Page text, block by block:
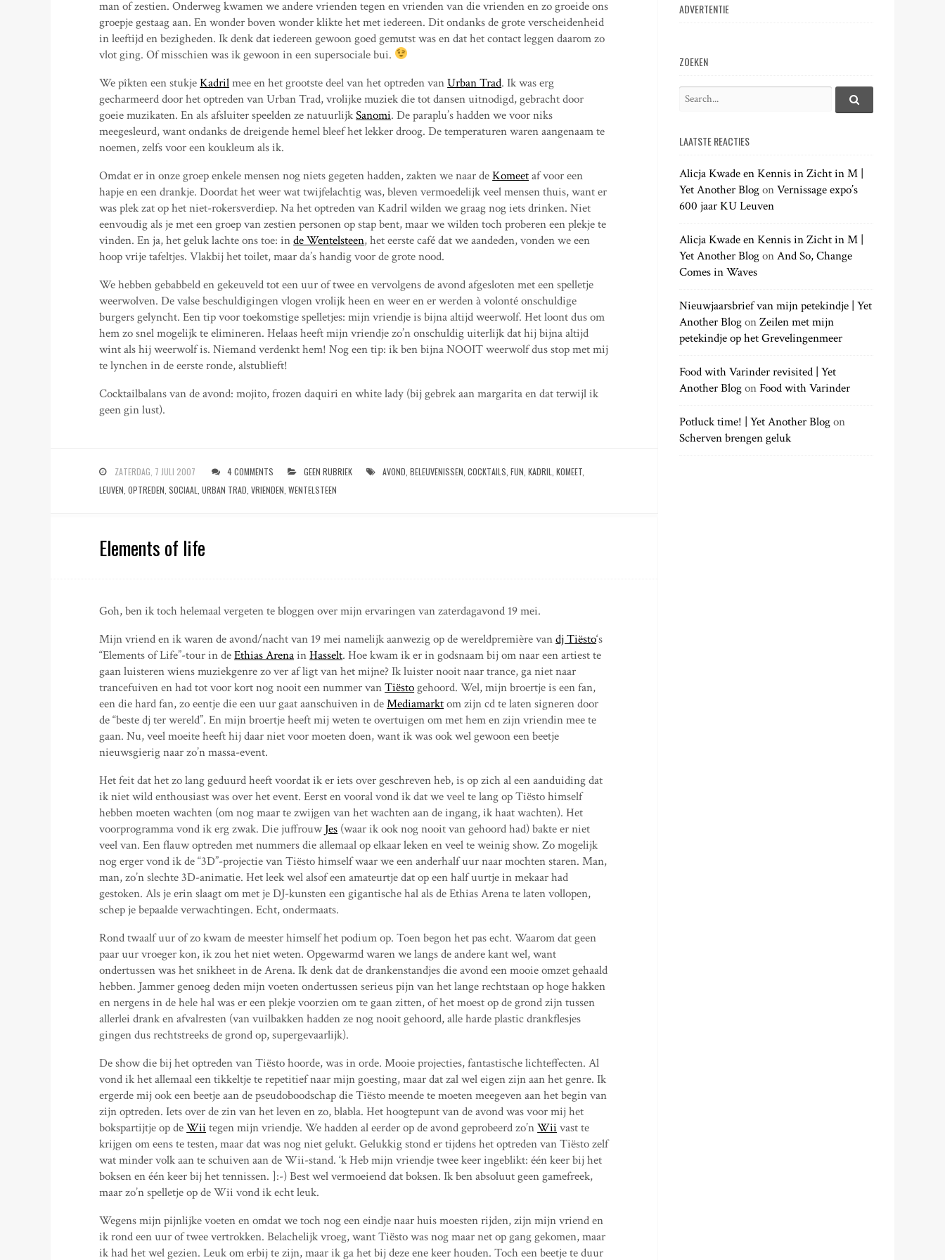
man of zestien. Onderweg kwamen we andere vrienden tegen en vrienden van die vrienden en zo groeide ons
groepje gestaag aan. En wonder boven wonder klikte het met iedereen. Dit ondanks de grote verscheidenheid
in leeftijd en bezigheden. Ik denk dat iedereen gewoon goed gemutst was en dat het contact leggen daarom zo
vlot ging. Of misschien was ik gewoon in een supersociale bui.
We pîkten een stukjeKadrilmee en het grootste deel van het optreden vanUrban Trad. Ik was erg
gecharmeerd door het optreden van Urban Trad, vrolijke muziek die tot dansen uitnodigd, gebracht door
goeie muzikaten. En als afsluiter speelden ze natuurlijkSanomi. De paraplu’s hadden we voor niks
meegesleurd, want ondanks de dreigende hemel bleef het lekker droog. De temperaturen waren aangenaam te
noemen, zelfs voor een koukleum als ik.
Omdat er in onze groep enkele mensen nog niets gegeten hadden, zakten we naar deKomeetaf voor een
hapje en een drankje. Doordat het weer wat twijfelachtig was, bleven vermoedelijk veel mensen thuis, want er
was plek zat op het niet-rokersverdiep. Na het optreden van Kadril wilden we graag nog iets drinken. Niet
eenvoudig als je met een groep van zestien personen op stap bent, maar we wilden toch proberen een plekje te
vinden. En ja, het geluk lachte ons toe: inde Wentelsteen, het eerste café dat we aandeden, vonden we een
hoop vrije tafeltjes. Vlakbij het toilet, maar da’s handig voor de grote nood.
We hebben gebabbeld en gekeuveld tot een uur of twee en vervolgens de avond afgesloten met een spelletje
weerwolven. De valse beschuldigingen vlogen vrolijk heen en weer en er werden à volonté onschuldige
burgers gelyncht. Een tip voor toekomstige spelletjes: mijn vriendje is bijna altijd weerwolf. Het loont dus om
hem zo snel mogelijk te elimineren. Helaas heeft mijn vriendje zo’n onschuldig uiterlijk dat hij bijna altijd
wint als hij weerwolf is. Niemand verdenkt hem! Nog een tip: ik ben bijna NOOIT weerwolf dus stop met mij
te lynchen in de eerste ronde, alstublieft!
Cocktailbalans van de avond: mojito, frozen daquiri en white lady (bij gebrek aan margarita en dat terwijl ik
geen gin lust).
ZATERDAG, 7 JULI 2007 4 COMMENTS GEEN RUBRIEK AVOND ,BELEUVENISSEN ,COCKTAILS ,FUN ,KADRIL ,KOMEET
LEUVEN ,OPTREDEN ,SOCIAAL ,URBAN TRAD ,VRIENDEN ,WENTELSTEEN
Elements of life
Goh, ben ik toch helemaal vergeten te bloggen over mijn ervaringen van zaterdagavond 19 mei.
Mijn vriend en ik waren de avond/nacht van 19 mei namelijk aanwezig op de wereldpremière vandj Tiësto‘s
“Elements of Life”-tour in deEthias ArenainHasselt. Hoe kwam ik er in godsnaam bij om naar een artiest te
gaan luisteren wiens muziekgenre zo ver af ligt van het mijne? Ik luister nooit naar trance, ga niet naar
trancefuiven en had tot voor kort nog nooit een nummer vanTiëstogehoord. Wel, mijn broertje is een fan,
een die hard fan, zo eentje die een uur gaat aanschuiven in deMediamarktom zijn cd te laten signeren door
de “beste dj ter wereld”. En mijn broertje heeft mij weten te overtuigen om met hem en zijn vriendin mee te
gaan. Nu, veel moeite heeft hij daar niet voor moeten doen, want ik was ook wel gewoon een beetje
nieuwsgierig naar zo’n massa-event.
Het feit dat het zo lang geduurd heeft voordat ik er iets over geschreven heb, is op zich al een aanduiding dat
ik niet wild enthousiast was over het event. Eerst en vooral vond ik dat we veel te lang op Tiësto himself
hebben moeten wachten (om nog maar te zwijgen van het wachten aan de ingang, ik haat wachten). Het
voorprogramma vond ik erg zwak. Die juffrouw Jes (waar ik ook nog nooit van gehoord had) bakte er niet
veel van. Een flauw optreden met nummers die allemaal op elkaar leken en veel te weinig show. Zo mogelijk
nog erger vond ik de “3D”-projectie van Tiësto himself waar we een anderhalf uur naar mochten staren. Man,
man, zo’n slechte 3D-animatie. Het leek wel alsof een amateurtje dat op een half uurtje in mekaar had
gestoken. Als je erin slaagt om met je DJ-kunsten een gigantische hal als de Ethias Arena te laten vollopen,
schep je bepaalde verwachtingen. Echt, ondermaats.
Rond twaalf uur of zo kwam de meester himself het podium op. Toen begon het pas echt. Waarom dat geen
paar uur vroeger kon, ik zou het niet weten. Opgewarmd waren we langs de andere kant wel, want
ondertussen was het snikheet in de Arena. Ik denk dat de drankenstandjes die avond een mooie omzet gehaald
hebben. Jammer genoeg deden mijn voeten ondertussen serieus pijn van het lange rechtstaan op hoge hakken
en nergens in de hele hal was er een plekje voorzien om te gaan zitten, of het moest op de grond zijn tussen
allerlei drank en afvalresten (van vuilbakken hadden ze nog nooit gehoord, alle harde plastic drankflesjes
gingen dus rechtstreeks de grond op, supergevaarlijk).
De show die bij het optreden van Tiësto hoorde, was in orde. Mooie projecties, fantastische lichteffecten. Al
vond ik het allemaal een tikkeltje te repetitief naar mijn goesting, maar dat zal wel eigen zijn aan het genre. Ik
ergerde mij ook een beetje aan de pseudoboodschap die Tiësto meende te moeten meegeven aan het begin van
zijn optreden. Iets over de zin van het leven en zo, blabla. Het hoogtepunt van de avond was voor mij het
bokspartijtje op deWii tegen mijn vriendje. We hadden al eerder op de avond geprobeerd zo’nWii vast te
krijgen om eens te testen, maar dat was nog niet gelukt. Gelukkig stond er tijdens het optreden van Tiësto zelf
wat minder volk aan te schuiven aan de Wii-stand. ‘k Heb mijn vriendje twee keer ingeblikt: één keer bij het
boksen en één keer bij het tennissen. ]:-) Best wel vermoeiend dat boksen. Ik ben absoluut geen gamefreek,
maar zo’n spelletje op de Wii vond ik echt leuk.
Wegens mijn pijnlijke voeten en omdat we toch nog een eindje naar huis moesten rijden, zijn mijn vriend en
ik rond een uur of twee vertrokken. Belachelijk vroeg, want Tiësto was nog maar net op gang gekomen, maar
ik had het wel gezien. Leuk om erbij te zijn, maar ik ga het bij deze ene keer houden. Toch een beetje te duur
ADVERTENTIE
ZOEKEN
r
h
f
o
:
S
h
.
LAATSTE REACTIES
Alicja Kwade en Kennis in Zicht in M |
Yet Another BlogonVernissage expo’s
600 jaar KU Leuven
Alicja Kwade en Kennis in Zicht in M |
Yet Another BlogonAnd So, Change
Comes in Waves
Nieuwjaarsbrief van mijn petekindje | Yet
Another BlogonZeilen met mijn
petekindje op het Grevelingenmeer
Food with Varinder revisited | Yet
Another BlogonFood with Varinder
Potluck time! | Yet Another Blogon
Scherven brengen geluk